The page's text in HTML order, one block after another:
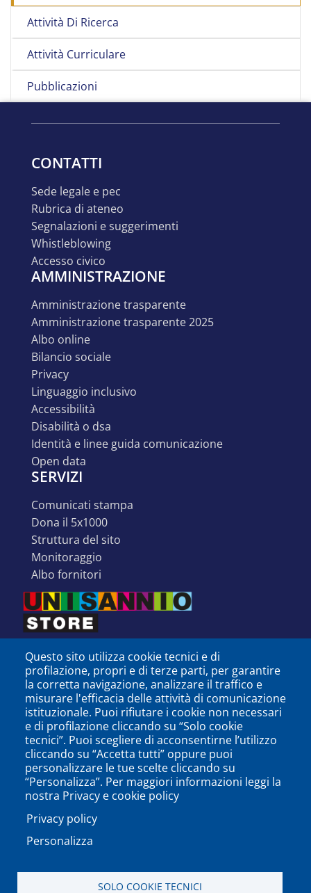
Attività Di Ricerca
Attività Curriculare
Pubblicazioni
CONTATTI
sede legale e pec
rubrica di ateneo
segnalazioni e suggerimenti
whistleblowing
accesso civico
AMMINISTRAZIONE
amministrazione trasparente
amministrazione trasparente 2025
albo online
bilancio sociale
privacy
linguaggio inclusivo
accessibilità
disabilità o dsa
identità e linee guida comunicazione
open data
SERVIZI
comunicati stampa
dona il 5x1000
struttura del sito
monitoraggio
albo fornitori
SEGUICI SU
PODCAST
Questo sito utilizza cookie tecnici e di
profilazione, propri e di terze parti, per garantire
la corretta navigazione, analizzare il traffico e
misurare l'efficacia delle attività di comunicazione
istituzionale. Puoi rifiutare i cookie non necessari
e di profilazione cliccando su “Solo cookie
tecnici”. Puoi scegliere di acconsentirne l’utilizzo
cliccando su “Accetta tutti” oppure puoi
personalizzare le tue scelte cliccando su
“Personalizza”. Per maggiori informazioni leggi la
nostra Privacy e cookie policy
Privacy policy
Personalizza
SOLO COOKIE TECNICI